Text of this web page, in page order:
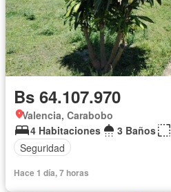
Bs 64.107.970
Valencia, Carabobo
4 Habitaciones
3 Baños
Seguridad
Hace 1 día, 7 horas